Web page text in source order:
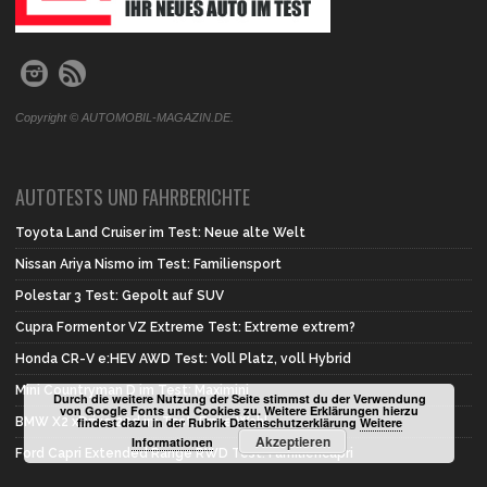
Copyright © AUTOMOBIL-MAGAZIN.DE.
AUTOTESTS UND FAHRBERICHTE
Toyota Land Cruiser im Test: Neue alte Welt
Nissan Ariya Nismo im Test: Familiensport
Polestar 3 Test: Gepolt auf SUV
Cupra Formentor VZ Extreme Test: Extreme extrem?
Honda CR-V e:HEV AWD Test: Voll Platz, voll Hybrid
Mini Countryman D im Test: Maximini
BMW X2 xDrive 20d im Test: Erste Wahl
Ford Capri Extended Range RWD Test: Familiencapri
Durch die weitere Nutzung der Seite stimmst du der Verwendung
von Google Fonts und Cookies zu. Weitere Erklärungen hierzu
findest dazu in der Rubrik DatenschutzerklärungWeitere
Informationen
Akzeptieren